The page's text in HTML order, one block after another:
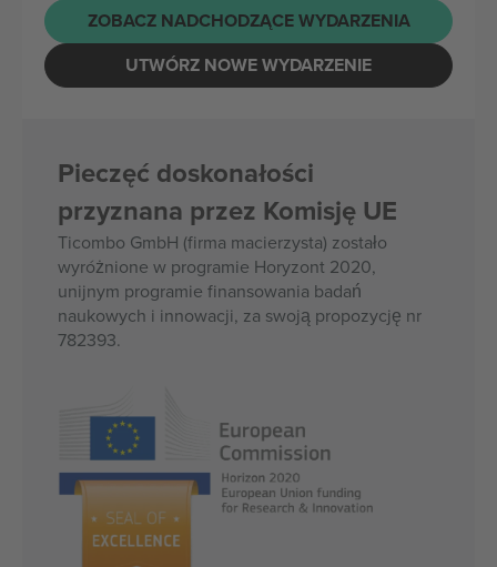
ZOBACZ NADCHODZĄCE WYDARZENIA
UTWÓRZ NOWE WYDARZENIE
Pieczęć doskonałości
przyznana przez Komisję UE
Ticombo GmbH (firma macierzysta) zostało
wyróżnione w programie Horyzont 2020,
unijnym programie finansowania badań
naukowych i innowacji, za swoją propozycję nr
782393.